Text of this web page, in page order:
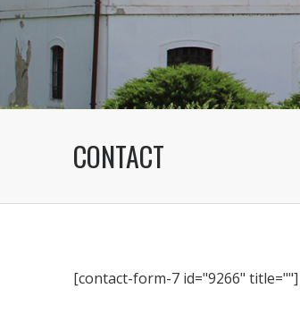
CONTACT
[contact-form-7 id="9266" title=""]